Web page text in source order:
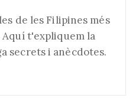
de les Filipines més
t'expliquem la
secrets i anècdotes.